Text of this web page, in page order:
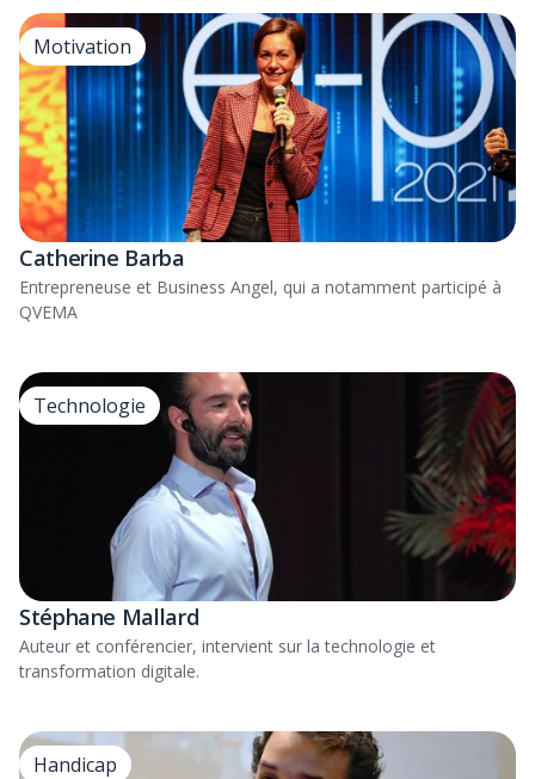
Motivation
Catherine Barba
Entrepreneuse et Business Angel, qui a notamment participé à
QVEMA
Technologie
Stéphane Mallard
Auteur et conférencier, intervient sur la technologie et
transformation digitale.
Handicap